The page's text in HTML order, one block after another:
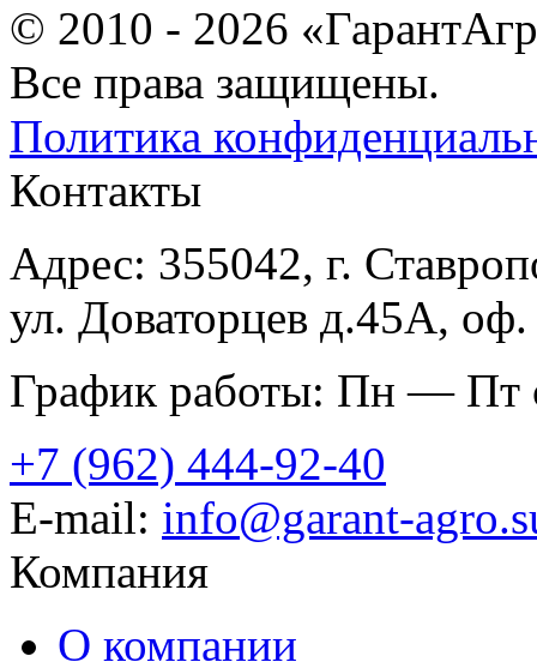
© 2010 - 2026
Все права защищены.
Политика
Контакты
Адрес: 355042, г.
ул. Доваторцев д.45А,
График работы: Пн — Пт
+7 (962) 444-92-40
E-mail: info@garant-
Компания
О компании